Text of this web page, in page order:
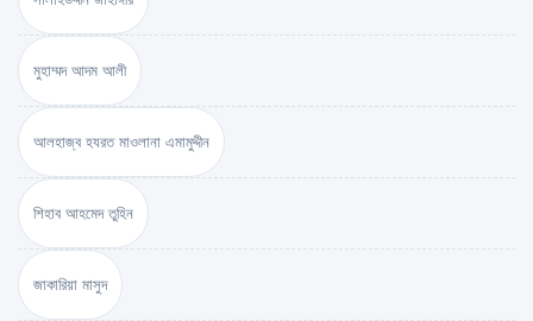
মুহাম্মদ আদম আলী
আলহাজ্ব হযরত মাওলানা এমামুদ্দীন
শিহাব আহমেদ তুহিন
জাকারিয়া মাসুদ